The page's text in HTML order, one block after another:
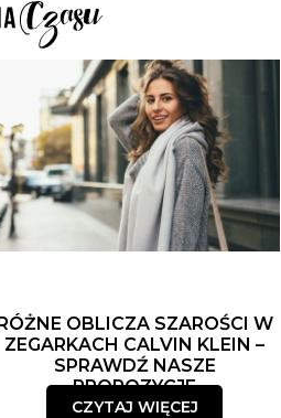
OBLICZA SZAROŚCI W
ZEGARKACH CALVIN KLEIN –
SPRAWDŹ NASZE
PROPOZYCJE
CZYTAJ WIĘCEJ